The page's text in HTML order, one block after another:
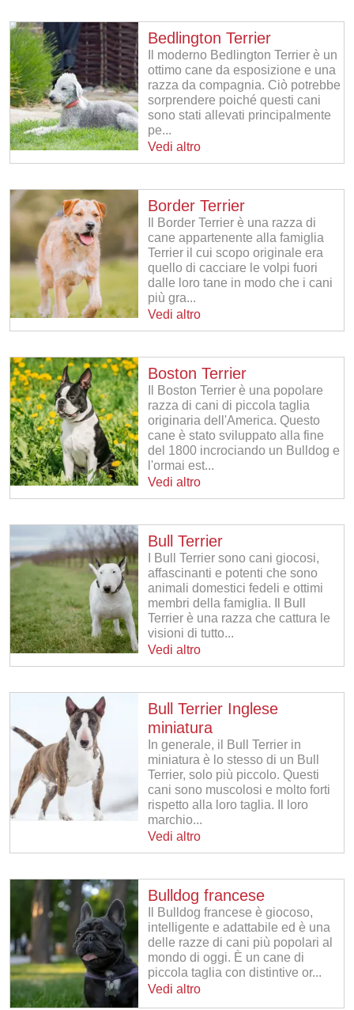
Bedlington Terrier
Il moderno Bedlington Terrier è un
ottimo cane da esposizione e una
razza da compagnia. Ciò potrebbe
sorprendere poiché questi cani
sono stati allevati principalmente
pe...
Vedi altro
Border Terrier
Il Border Terrier è una razza di
cane appartenente alla famiglia
Terrier il cui scopo originale era
quello di cacciare le volpi fuori
dalle loro tane in modo che i cani
più gra...
Vedi altro
Boston Terrier
Il Boston Terrier è una popolare
razza di cani di piccola taglia
originaria dell'America. Questo
cane è stato sviluppato alla fine
del 1800 incrociando un Bulldog e
l'ormai est...
Vedi altro
Bull Terrier
I Bull Terrier sono cani giocosi,
affascinanti e potenti che sono
animali domestici fedeli e ottimi
membri della famiglia. Il Bull
Terrier è una razza che cattura le
visioni di tutto...
Vedi altro
Bull Terrier Inglese
miniatura
In generale, il Bull Terrier in
miniatura è lo stesso di un Bull
Terrier, solo più piccolo. Questi
cani sono muscolosi e molto forti
rispetto alla loro taglia. Il loro
marchio...
Vedi altro
Bulldog francese
Il Bulldog francese è giocoso,
intelligente e adattabile ed è una
delle razze di cani più popolari al
mondo di oggi. È un cane di
piccola taglia con distintive or...
Vedi altro